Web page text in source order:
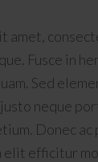
amet,
Fusce in
Sed
neque
Donec
efficitur